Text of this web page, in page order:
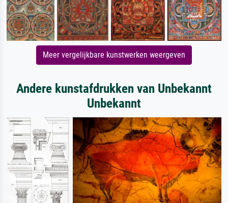
Meer vergelijkbare kunstwerken weergeven
Andere kunstafdrukken van Unbekannt
Unbekannt